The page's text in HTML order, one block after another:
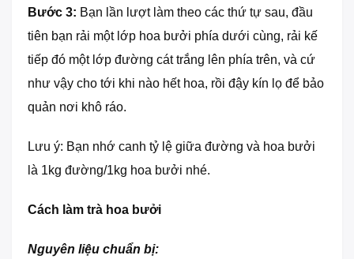
Bước 3: Bạn lần lượt làm theo các thứ tự sau, đầu
tiên bạn rải một lớp hoa bưởi phía dưới cùng, rải kế
tiếp đó một lớp đường cát trắng lên phía trên, và cứ
như vậy cho tới khi nào hết hoa, rồi đậy kín lọ để bảo
quản nơi khô ráo.
Lưu ý: Bạn nhớ canh tỷ lệ giữa đường và hoa bưởi
là 1kg đường/1kg hoa bưởi nhé.
Cách làm trà hoa bưởi
Nguyên liệu chuẩn bị: